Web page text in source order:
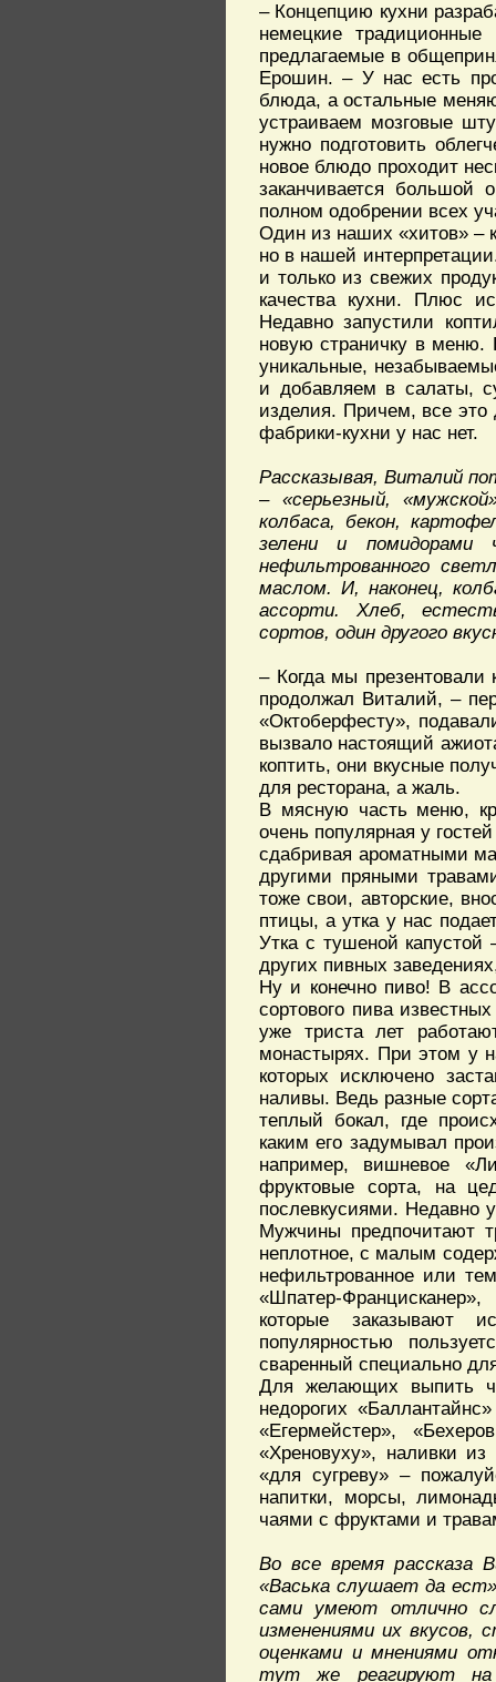
– Концепцию кухни
немецкие
предлагаемые в
Ерошин. – У нас есть
блюда, а остальные
устраиваем мозговые
нужно подготовить
новое блюдо проходит
заканчивается большой
полном одобрении всех
Один из наших «хитов» –
но в нашей
и только из свежих
качества кухни. Плюс
Недавно запустили
новую страничку в меню.
уникальные,
и добавляем в салаты,
изделия. Причем, все это
фабрики-кухни у нас нет.
Рассказывая, Виталий
– «серьезный,
колбаса, бекон,
зелени и
нефильтрованного
маслом. И, наконец,
ассорти. Хлеб,
сортов, один другого
– Когда мы презентовали
продолжал Виталий, –
«Октоберфесту»,
вызвало настоящий
коптить, они вкусные
для ресторана, а жаль.
В мясную часть меню,
очень популярная у
сдабривая ароматными
другими пряными
тоже свои, авторские,
птицы, а утка у нас
Утка с тушеной капустой
других пивных
Ну и конечно пиво! В
сортового пива
уже триста лет
монастырях. При этом у
которых исключено
наливы. Ведь разные
теплый бокал, где
каким его задумывал
например, вишневое
фруктовые сорта, на
послевкусиями. Недавно
Мужчины предпочитают
неплотное, с малым
нефильтрованное или
«Шпатер-
которые заказывают
популярностью
сваренный специально
Для желающих выпить
недорогих
«Егермейстер»,
«Хреновуху», наливки
«для сугреву» –
напитки, морсы,
чаями с фруктами и
Во все время рассказа
«Васька слушает да
сами умеют отлично
изменениями их вкусов,
оценками и мнениями
тут же реагируют